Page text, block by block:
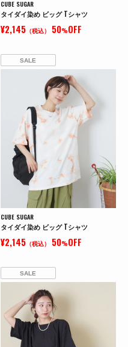
CUBE SUGAR
タイダイ染め ビッグ Tシャツ
¥2,145（税込） 50%OFF
SALE
CUBE SUGAR
タイダイ染め ビッグ Tシャツ
¥2,145（税込） 50%OFF
SALE